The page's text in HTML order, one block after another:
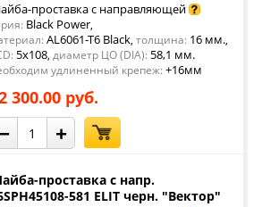
проставка с направляющей
Black Power,
AL6061-T6 Black, толщина: 16 мм.,
5x108, диаметр ЦО (DIA): 58,1 мм.
удлиненный крепеж: +16мм
300.00 руб.
− +
проставка с напр.
581 ELIT черн. "Вектор"